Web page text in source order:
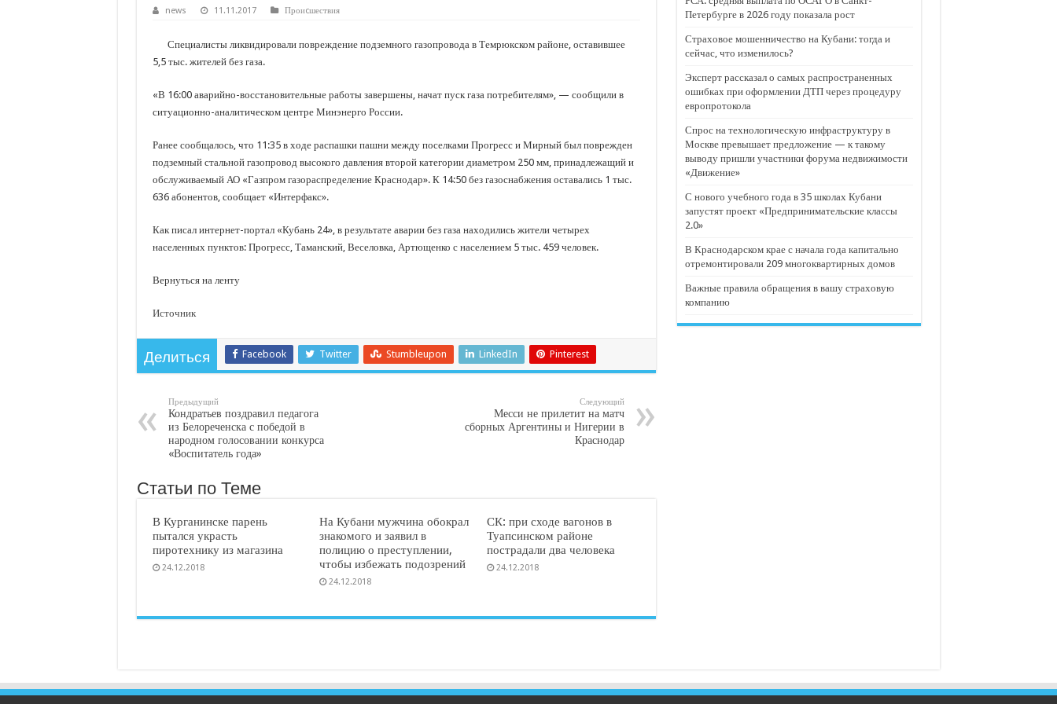
С нового учебного года в 35 школах Кубани запустят проект «Предпринимательские классы 2.0»
Важные правила обращения в вашу страховую компанию
Стартовал прием заявок на 20-й юбилейный молодежный форум «Регион 93»
news 11.11.2017 Проиcшествия
Специалисты ликвидировали повреждение подземного газопровода в Темрюкском районе, оставившее
5,5 тыс. жителей без газа.
«В 16:00 аварийно-восстановительные работы завершены, начат пуск газа потребителям», — сообщили в
ситуационно-аналитическом центре Минэнерго России.
Ранее сообщалось, что 11:35 в ходе распашки пашни между поселками Прогресс и Мирный был поврежден
подземный стальной газопровод высокого давления второй категории диаметром 250 мм, принадлежащий и
обслуживаемый АО «Газпром газораспределение Краснодар». К 14:50 без газоснабжения оставались 1 тыс.
636 абонентов, сообщает «Интерфакс».
Как писал интернет-портал «Кубань 24», в результате аварии без газа находились жители четырех
населенных пунктов: Прогресс, Таманский, Веселовка, Артющенко с населением 5 тыс. 459 человек.
Вернуться на ленту
Источник
Делиться Facebook Twitter Stumbleupon LinkedIn Pinterest
Предыдущий
Кондратьев поздравил педагога
из Белореченска с победой в
народном голосовании конкурса
«Воспитатель года»
Следующий
Месси не прилетит на матч
сборных Аргентины и Нигерии в
Краснодар
Статьи по Теме
В Курганинске парень
пытался украсть
пиротехнику из магазина
24.12.2018
На Кубани мужчина обокрал
знакомого и заявил в
полицию о преступлении,
чтобы избежать подозрений
24.12.2018
СК: при сходе вагонов в
Туапсинском районе
пострадали два человека
24.12.2018
Петербурге в 2026 году показала рост
Страховое мошенничество на Кубани: тогда и
сейчас, что изменилось?
Эксперт рассказал о самых распространенных
ошибках при оформлении ДТП через процедуру
европротокола
Спрос на технологическую инфраструктуру в
Москве превышает предложение — к такому
выводу пришли участники форума недвижимости
«Движение»
С нового учебного года в 35 школах Кубани
запустят проект «Предпринимательские классы
2.0»
В Краснодарском крае с начала года капитально
отремонтировали 209 многоквартирных домов
Важные правила обращения в вашу страховую
компанию